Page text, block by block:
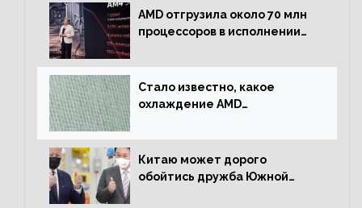
AMD отгрузила около 70 млн
процессоров в исполнении
Стало известно, какое
охлаждение AMD
процессора Ryzen 7000 до 5.5
ГГц
Китаю может дорого
обойтись дружба Южной